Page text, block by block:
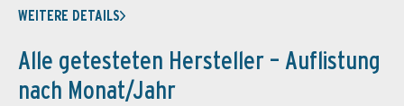
WEITERE DETAILS
Alle getesteten Hersteller – Auflistung
nach Monat/Jahr